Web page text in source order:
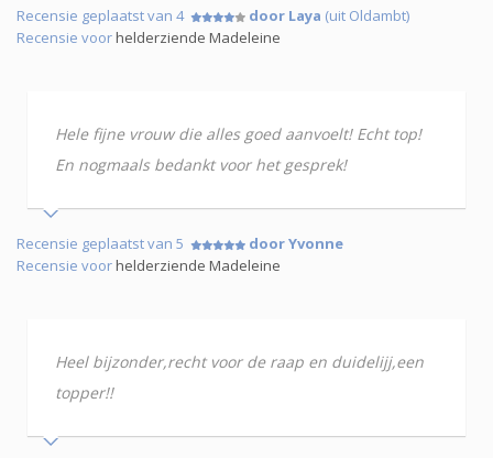
Recensie geplaatst van 4 door Laya (uit Oldambt)
Recensie voorhelderziende Madeleine
Hele fijne vrouw die alles goed aanvoelt! Echt top!
En nogmaals bedankt voor het gesprek!
Recensie geplaatst van 5
door Yvonne
Recensie voorhelderziende Madeleine
Heel bijzonder,recht voor de raap en duidelijj,een
topper!!